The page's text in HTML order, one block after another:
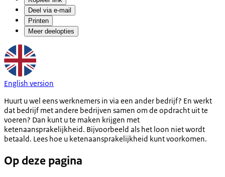
Deel via e-mail
Printen
Meer deelopties
English version
Huurt u wel eens werknemers in via een ander bedrijf? En werkt
dat bedrijf met andere bedrijven samen om de opdracht uit te
voeren? Dan kunt u te maken krijgen met
ketenaansprakelijkheid. Bijvoorbeeld als het loon niet wordt
betaald. Lees hoe u ketenaansprakelijkheid kunt voorkomen.
Op deze pagina